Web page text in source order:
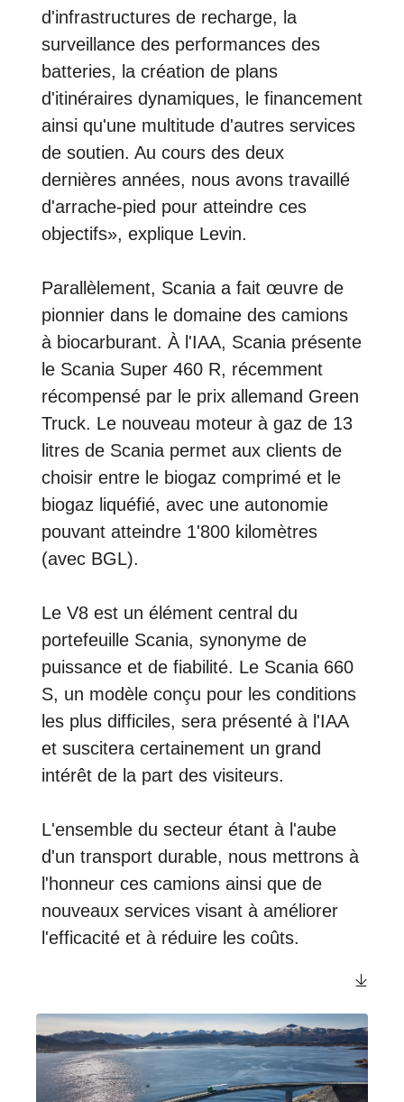
d'infrastructures de recharge, la
surveillance des performances des
batteries, la création de plans
d'itinéraires dynamiques, le financement
ainsi qu'une multitude d'autres services
de soutien. Au cours des deux
dernières années, nous avons travaillé
d'arrache-pied pour atteindre ces
objectifs», explique Levin.
Parallèlement, Scania a fait œuvre de
pionnier dans le domaine des camions
à biocarburant. À l'IAA, Scania présente
le Scania Super 460 R, récemment
récompensé par le prix allemand Green
Truck. Le nouveau moteur à gaz de 13
litres de Scania permet aux clients de
choisir entre le biogaz comprimé et le
biogaz liquéfié, avec une autonomie
pouvant atteindre 1'800 kilomètres
(avec BGL).
Le V8 est un élément central du
portefeuille Scania, synonyme de
puissance et de fiabilité. Le Scania 660
S, un modèle conçu pour les conditions
les plus difficiles, sera présenté à l'IAA
et suscitera certainement un grand
intérêt de la part des visiteurs.
L'ensemble du secteur étant à l'aube
d'un transport durable, nous mettrons à
l'honneur ces camions ainsi que de
nouveaux services visant à améliorer
l'efficacité et à réduire les coûts.